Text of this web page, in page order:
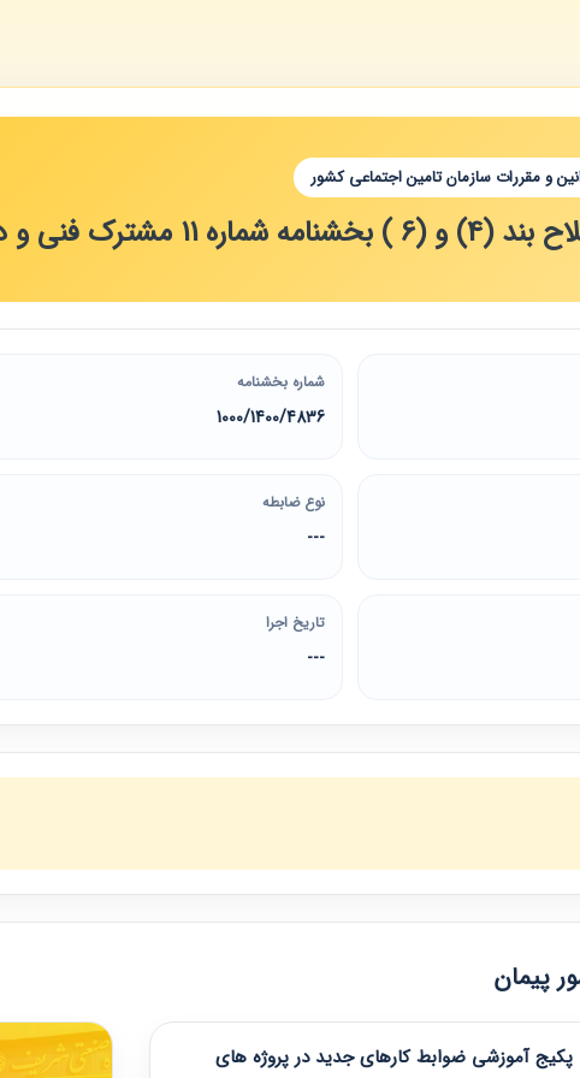
و مقررات سازمان تامین اجتماعی کشور
) بخشنامه شماره 11 مشترک فنی و درآمد
شماره بخشنامه
1000/1400/4836
نوع ضابطه
---
تاریخ اجرا
---
پیمان
پکیج آموزشی ضوابط کارهای جدید در پروژه های